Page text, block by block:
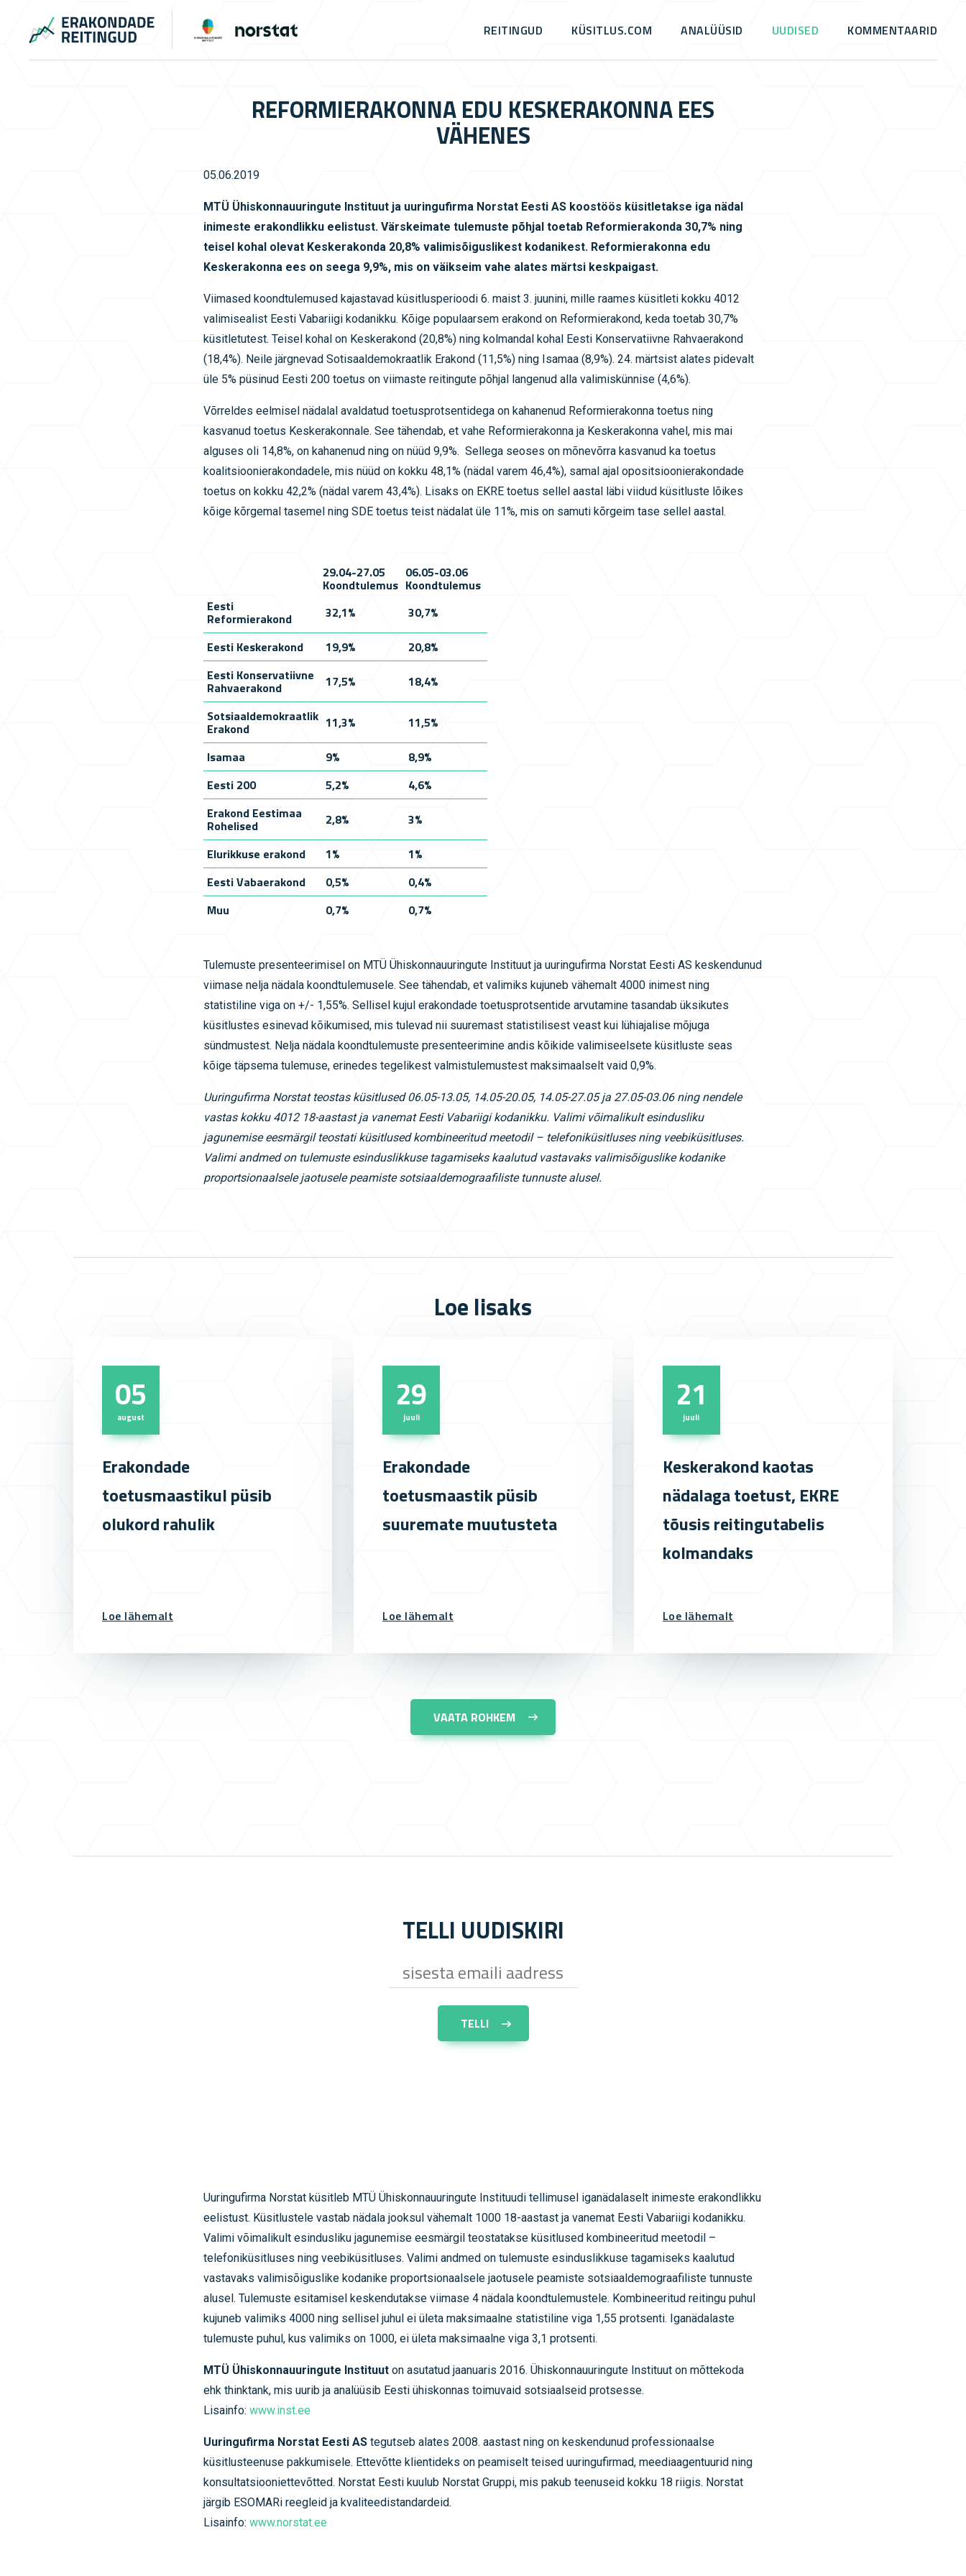
REITINGUD KÜSITLUS.COM ANALÜÜSID UUDISED KOMMENTAARID
REFORMIERAKONNA EDU KESKERAKONNA EES
VÄHENES
05.06.2019
MTÜ Ühiskonnauuringute Instituut ja uuringufirma Norstat Eesti AS koostöös küsitletakse iga nädal
inimeste erakondlikku eelistust. Värskeimate tulemuste põhjal toetab Reformierakonda 30,7% ning
teisel kohal olevat Keskerakonda 20,8% valimisõiguslikest kodanikest. Reformierakonna edu
Keskerakonna ees on seega 9,9%, mis on väikseim vahe alates märtsi keskpaigast.
Viimased koondtulemused kajastavad küsitlusperioodi 6. maist 3. juunini, mille raames küsitleti kokku 4012
valimisealist Eesti Vabariigi kodanikku. Kõige populaarsem erakond on Reformierakond, keda toetab 30,7%
küsitletutest. Teisel kohal on Keskerakond (20,8%) ning kolmandal kohal Eesti Konservatiivne Rahvaerakond
(18,4%). Neile järgnevad Sotisaaldemokraatlik Erakond (11,5%) ning Isamaa (8,9%). 24. märtsist alates pidevalt
üle 5% püsinud Eesti 200 toetus on viimaste reitingute põhjal langenud alla valimiskünnise (4,6%).
Võrreldes eelmisel nädalal avaldatud toetusprotsentidega on kahanenud Reformierakonna toetus ning
kasvanud toetus Keskerakonnale. See tähendab, et vahe Reformierakonna ja Keskerakonna vahel, mis mai
alguses oli 14,8%, on kahanenud ning on nüüd 9,9%. Sellega seoses on mõnevõrra kasvanud ka toetus
koalitsioonierakondadele, mis nüüd on kokku 48,1% (nädal varem 46,4%), samal ajal opositsioonierakondade
toetus on kokku 42,2% (nädal varem 43,4%). Lisaks on EKRE toetus sellel aastal läbi viidud küsitluste lõikes
kõige kõrgemal tasemel ning SDE toetus teist nädalat üle 11%, mis on samuti kõrgeim tase sellel aastal.
29.04-27.05
Koondtulemus
06.05-03.06
Koondtulemus
Eesti
Reformierakond 32,1%
30,7%
Eesti Keskerakond
19,9%
20,8%
Eesti Konservatiivne
Rahvaerakond 17,5%
18,4%
Sotsiaaldemokraatlik
Erakond 11,3%
11,5%
Isamaa
9%
8,9%
Eesti 200
5,2%
4,6%
Erakond Eestimaa
Rohelised 2,8%
3%
Elurikkuse erakond
1%
1%
Eesti Vabaerakond
0,5%
0,4%
Muu
0,7% 0,7%
Tulemuste presenteerimisel on MTÜ Ühiskonnauuringute Instituut ja uuringufirma Norstat Eesti AS keskendunud
viimase nelja nädala koondtulemusele. See tähendab, et valimiks kujuneb vähemalt 4000 inimest ning
statistiline viga on +/- 1,55%. Sellisel kujul erakondade toetusprotsentide arvutamine tasandab üksikutes
küsitlustes esinevad kõikumised, mis tulevad nii suuremast statistilisest veast kui lühiajalise mõjuga
sündmustest. Nelja nädala koondtulemuste presenteerimine andis kõikide valimiseelsete küsitluste seas
kõige täpsema tulemuse, erinedes tegelikest valmistulemustest maksimaalselt vaid 0,9%.
Uuringufirma Norstat teostas küsitlused 06.05-13.05, 14.05-20.05, 14.05-27.05 ja 27.05-03.06 ning nendele
vastas kokku 4012 18-aastast ja vanemat Eesti Vabariigi kodanikku. Valimi võimalikult esindusliku
jagunemise eesmärgil teostati küsitlused kombineeritud meetodil – telefoniküsitluses ning veebiküsitluses.
Valimi andmed on tulemuste esinduslikkuse tagamiseks kaalutud vastavaks valimisõiguslike kodanike
proportsionaalsele jaotusele peamiste sotsiaaldemograafiliste tunnuste alusel.
Loe lisaks
05
august
Erakondade
toetusmaastikul püsib
olukord rahulik
Loe lähemalt
29
juuli
Erakondade
toetusmaastik püsib
suuremate muutusteta
Loe lähemalt
21
juuli
Keskerakond kaotas
nädalaga toetust, EKRE
tõusis reitingutabelis
kolmandaks
Loe lähemalt
VAATA ROHKEM
TELLI UUDISKIRI
Uuringufirma Norstat küsitleb MTÜ Ühiskonnauuringute Instituudi tellimusel iganädalaselt inimeste erakondlikku
eelistust. Küsitlustele vastab nädala jooksul vähemalt 1000 18-aastast ja vanemat Eesti Vabariigi kodanikku.
Valimi võimalikult esindusliku jagunemise eesmärgil teostatakse küsitlused kombineeritud meetodil –
telefoniküsitluses ning veebiküsitluses. Valimi andmed on tulemuste esinduslikkuse tagamiseks kaalutud
vastavaks valimisõiguslike kodanike proportsionaalsele jaotusele peamiste sotsiaaldemograafiliste tunnuste
alusel. Tulemuste esitamisel keskendutakse viimase 4 nädala koondtulemustele. Kombineeritud reitingu puhul
kujuneb valimiks 4000 ning sellisel juhul ei ületa maksimaalne statistiline viga 1,55 protsenti. Iganädalaste
tulemuste puhul, kus valimiks on 1000, ei ületa maksimaalne viga 3,1 protsenti.
MTÜ Ühiskonnauuringute Instituut on asutatud jaanuaris 2016. Ühiskonnauuringute Instituut on mõttekoda
ehk thinktank, mis uurib ja analüüsib Eesti ühiskonnas toimuvaid sotsiaalseid protsesse.
Lisainfo: www.inst.ee
Uuringufirma Norstat Eesti AS tegutseb alates 2008. aastast ning on keskendunud professionaalse
küsitlusteenuse pakkumisele. Ettevõtte klientideks on peamiselt teised uuringufirmad, meediaagentuurid ning
konsultatsiooniettevõtted. Norstat Eesti kuulub Norstat Gruppi, mis pakub teenuseid kokku 18 riigis. Norstat
järgib ESOMARi reegleid ja kvaliteedistandardeid.
Lisainfo: www.norstat.ee